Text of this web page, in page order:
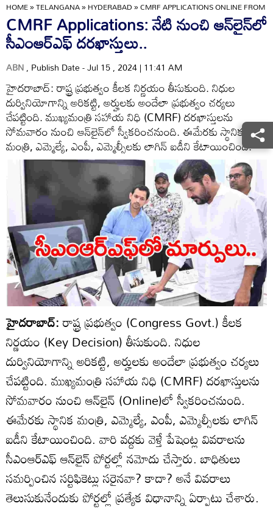
HOME»TELANGANA»HYDERABAD»CMRF APPLICATIONS ONLINE FROM
CMRF Applications: నేటి నుంచి ఆన్‌లైన్‌లో
సీఎంఆర్ఎఫ్ దరఖాస్తులు..
ABN, Publish Date - Jul 15 , 2024 | 11:41 AM
హైదరాబాద్: రాష్ట్ర ప్రభుత్వం కీలక నిర్ణయం తీసుకుంది. నిధుల
దుర్వినియోగాన్ని అరికట్టి, అర్హులకు అందేలా ప్రభుత్వం చర్యలు
చేపట్టింది. ముఖ్యమంత్రి సహాయ నిధి (CMRF) దరఖాస్తులను
సోమవారం నుంచి ఆన్‌లైన్‌లో స్వీకరించనుంది. ఈమేరకు స్థానిక
మంత్రి, ఎమ్మెల్యే, ఎంపీ, ఎమ్మెల్సీలకు లాగిన్ ఐడీని కేటాయించింది.
హైదరాబాద్:రాష్ట్ర ప్రభుత్వం (Congress Govt.) కీలక
నిర్ణయం (Key Decision) తీసుకుంది. నిధుల
దుర్వినియోగాన్ని అరికట్టి, అర్హులకు అందేలా ప్రభుత్వం చర్యలు
చేపట్టింది. ముఖ్యమంత్రి సహాయ నిధి (CMRF) దరఖాస్తులను
సోమవారం నుంచి ఆన్‌లైన్‌ (Online)లో స్వీకరించనుంది.
ఈమేరకు స్థానిక మంత్రి, ఎమ్మెల్యే, ఎంపీ, ఎమ్మెల్సీలకు లాగిన్
ఐడీని కేటాయించింది. వారి వద్దకు వెళ్తే పేషెంట్ల వివరాలను
సీఎంఆర్ఎఫ్ ఆన్‌లైన్ పోర్టల్లో నమోదు చేస్తారు. బాధితులు
సమర్పించిన సర్టిఫికెట్లు సరైనవా? కాదా? అనే వివరాలు
తెలుసుకునేందుకు పోర్టల్లో ప్రత్యేక విధానాన్ని ఏర్పాటు చేశారు.